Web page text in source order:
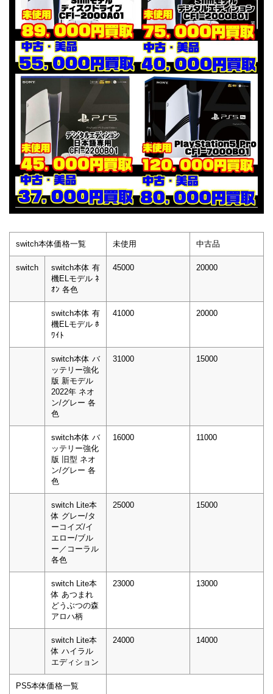
switch本体価格一覧 未使用 中古品
switch
switch本体 有
機ELモデル ﾈ
ｵﾝ 各色
45000 20000
switch本体 有
機ELモデル ﾎ
ﾜｲﾄ
41000 20000
switch本体 バ
ッテリー強化
版 新モデル
2022年 ネオ
ン/グレー 各
色
31000 15000
switch本体 バ
ッテリー強化
版 旧型 ネオ
ン/グレー 各
色
16000 11000
switch Lite本
体 グレー/タ
ーコイズ/イ
エロー/ブル
ー／コーラル
各色
25000 15000
switch Lite本
体 あつまれ
どうぶつの森
アロハ柄
23000 13000
switch Lite本
体 ハイラル
エディション
24000 14000
PS5本体価格一覧